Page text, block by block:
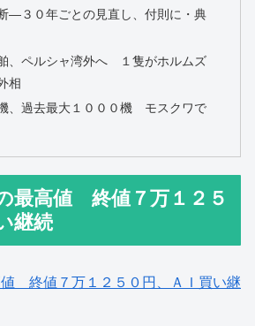
―３０年ごとの見直し、付則に・典
、ペルシャ湾外へ １隻がホルムズ
相
、過去最大１０００機 モスクワで
最高値 終値７万１２５
継続
終値７万１２５０円、ＡＩ買い継